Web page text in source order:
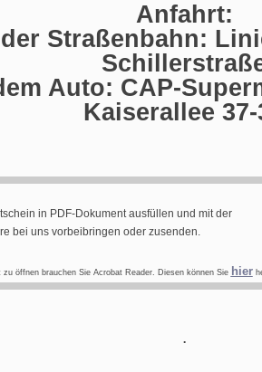
Anfahrt:
Straßenbahn:
Auto: CAP-
Kaiserallee 37-
in PDF-Dokument ausfüllen und mit der
bei uns vorbeibringen oder zusenden.
öffnen brauchen Sie Acrobat Reader. Diesen können Sie hier
.